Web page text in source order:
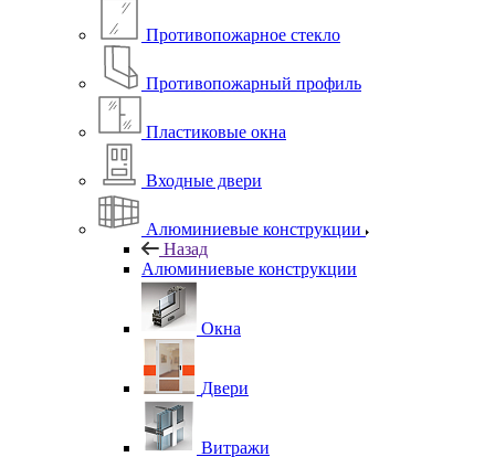
Противопожарное стекло
Противопожарный профиль
Пластиковые окна
Входные двери
Алюминиевые конструкции
Назад
Алюминиевые конструкции
Окна
Двери
Витражи